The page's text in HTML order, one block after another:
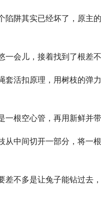
陷阱其实已经坏了，原主
一会儿，接着找到了根差
套活扣原理，用树枝的弹
一根空心管，再用新鲜并
从中间切开一部分，将一
差不多是让兔子能钻过去